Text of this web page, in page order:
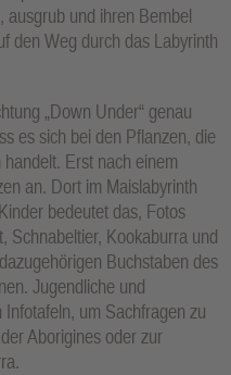
ausgrub und ihren Bembel
den Weg durch das Labyrinth
„Down Under“ genau
es sich bei den Pflanzen, die
Erst nach einem
an. Dort im Maislabyrinth
bedeutet das, Fotos
Schnabeltier, Kookaburra und
Buchstaben des
Jugendliche und
um Sachfragen zu
Aborigines oder zur